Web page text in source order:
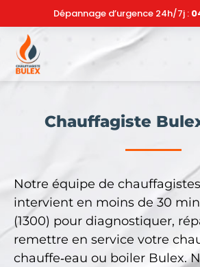
Dépannage d’urgence 24h/7j :
Chauffagiste
Notre équipe de
intervient en moins de 30
(1300) pour diagnostiquer,
remettre en service votre
chauffe‑eau ou boiler Bulex.